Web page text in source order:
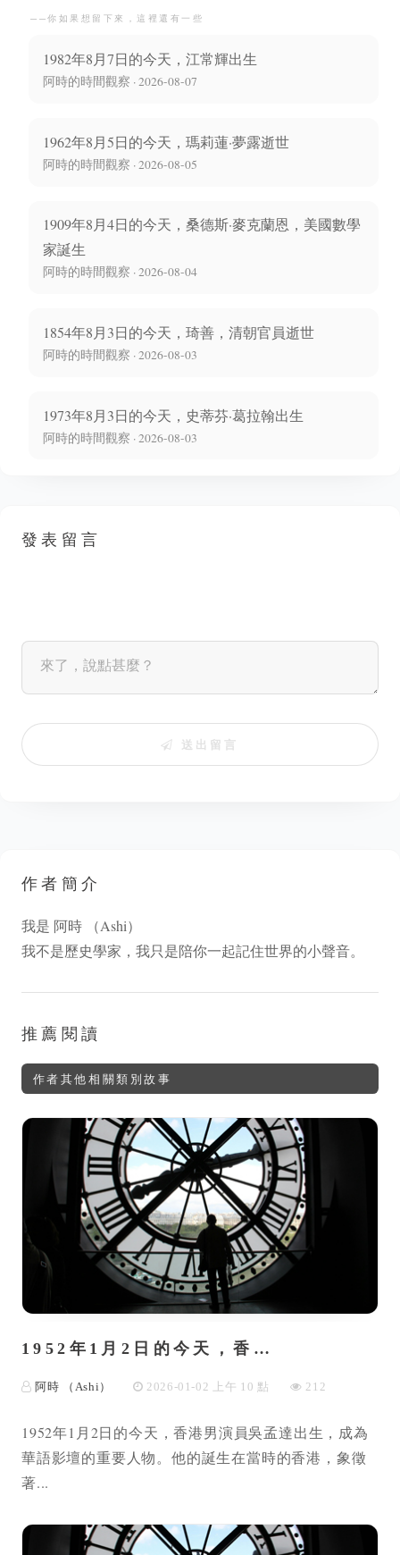
──你如果想留下來，這裡還有一些
1982年8月7日的今天，江常輝出生
阿時的時間觀察 · 2026-08-07
1962年8月5日的今天，瑪莉蓮·夢露逝世
阿時的時間觀察 · 2026-08-05
1909年8月4日的今天，桑德斯·麥克蘭恩，美國數學
家誕生
阿時的時間觀察 · 2026-08-04
1854年8月3日的今天，琦善，清朝官員逝世
阿時的時間觀察 · 2026-08-03
1973年8月3日的今天，史蒂芬·葛拉翰出生
阿時的時間觀察 · 2026-08-03
發表留言
送出留言
作者簡介
我是 阿時 （Ashi）
我不是歷史學家，我只是陪你一起記住世界的小聲音。
推薦閱讀
作者其他相關類別故事
1952年1月2日的今天，香…
阿時 （Ashi） 2026-01-02 上午 10 點 212
1952年1月2日的今天，香港男演員吳孟達出生，成為
華語影壇的重要人物。他的誕生在當時的香港，象徵
著...